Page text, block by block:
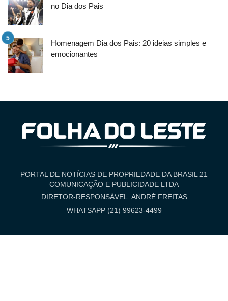
no Dia dos Pais
Homenagem Dia dos Pais: 20 ideias simples e
emocionantes
PORTAL DE NOTÍCIAS DE PROPRIEDADE DA BRASIL 21
COMUNICAÇÃO E PUBLICIDADE LTDA
DIRETOR-RESPONSÁVEL: ANDRÉ FREITAS
WHATSAPP (21) 99623-4499